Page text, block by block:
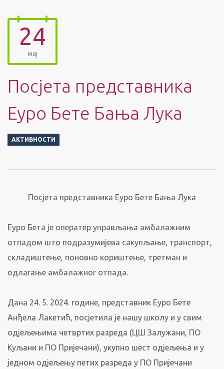
24
мај
Посјета представника
Еуро Бете Бања Лука
АКТИВНОСТИ
Посјета представника Еуро Бете Бања Лука
Еуро Бета је оператер управљања амбалажним
отпадом што подразумијева сакупљање, транспорт,
складиштење, поновно кориштење, третман и
одлагање амбалажног отпада.
Дана 24. 5. 2024. године, представник Еуро Бете
Анђела Лакетић, посјетила је нашу школу и у свим
одјељењима четвртих разреда (ЦШ Залужани, ПО
Куљани и ПО Пријечани), укупно шест одјељења и у
једном одјељењу петих разреда у ПО Пријечани